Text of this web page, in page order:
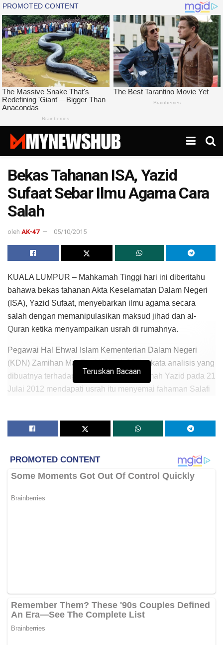
Bekas Tahanan ISA, Yazid
Sufaat Sebar Ilmu Agama Cara
Salah
oleh AK-47 05/10/2015
KUALA LUMPUR – Mahkamah Tinggi hari ini diberitahu
bahawa bekas tahanan Akta Keselamatan Dalam Negeri
(ISA), Yazid Sufaat, menyebarkan ilmu agama secara
salah dengan memanipulasikan maksud jihad dan al-
Quran ketika menyampaikan usrah di rumahnya.
Pegawai Hal Ehwal Islam Kementerian Dalam Negeri
(KDN) Zamihan Mat Zin Al-Ghari, 39, berkata analisis yang
dibuatnya terhadap transkrip usrah di rumah Yazid pada 21
Julai 2012 mendapati usrah itu menyemai fahaman Salafi
“Sekiranya seseorang itu menerima dan
penceramah (Yazid), mereka mampu melakukan
tindakan kekerasan yang boleh menggugat
Saksi pendakwaan ke-21 itu berkata demikian pada
perbicaraan kes Yazid, 51, dan pembantu kafetaria,
Muhammad Hilmi Hasim, 35, yang didakwa terbabit dalam
Teruskan Bacaan